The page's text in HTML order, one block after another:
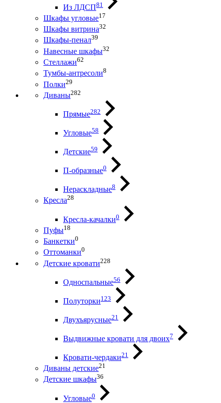
Из ЛДСП81
Шкафы угловые17
Шкафы витрина32
Шкафы-пенал39
Навесные шкафы32
Стеллажи62
Тумбы-антресоли8
Полки29
Диваны282
Прямые282
Угловые58
Детские59
П-образные0
Нераскладные8
Кресла28
Кресла-качалки0
Пуфы18
Банкетки0
Оттоманки0
Детские кровати228
Односпальные56
Полуторки123
Двухъярусные21
Выдвижные кровати для двоих7
Кровати-чердаки21
Диваны детские21
Детские шкафы36
Угловые0